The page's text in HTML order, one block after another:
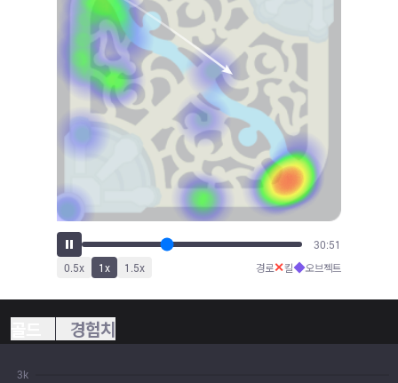
32:59
0.5x 1x 1.5x 경로✕킬◆오브젝트
경험치
3k